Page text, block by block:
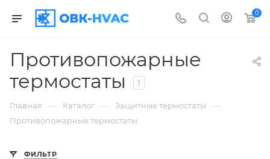
0
Противопожарные
термостаты
1
Главная — Каталог — Защитные термостаты —
Противопожарные термостаты
ФИЛЬТР